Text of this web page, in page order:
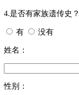
4.是否有家族遗传史？
有 没有
姓名：
性别：